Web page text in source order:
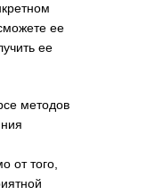
ее
ее
методов
от того,